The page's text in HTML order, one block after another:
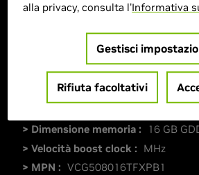
> Dimensione memoria :
16 GB
> Velocità boost clock : MHz
> MPN : VCG508016TFXPB1
alla privacy, consulta l'Informativa
Gestisci
Rifiuta facoltativi